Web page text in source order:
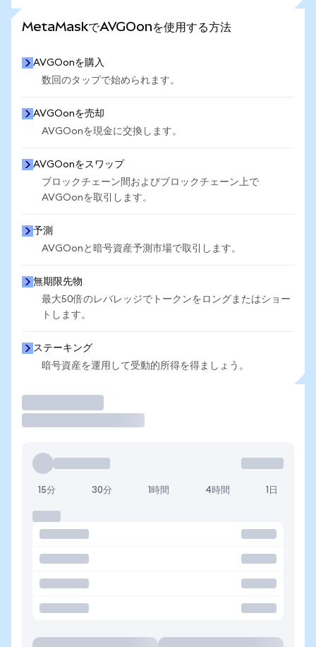
MetaMaskでAVGOonを使用する方法
AVGOonを購入
数回のタップで始められます。
AVGOonを売却
AVGOonを現金に交換します。
AVGOonをスワップ
ブロックチェーン間およびブロックチェーン上で
AVGOonを取引します。
予測
AVGOonと暗号資産予測市場で取引します。
無期限先物
最大50倍のレバレッジでトークンをロングまたはショー
トします。
ステーキング
暗号資産を運用して受動的所得を得ましょう。
15分 30分 1時間 4時間 1日